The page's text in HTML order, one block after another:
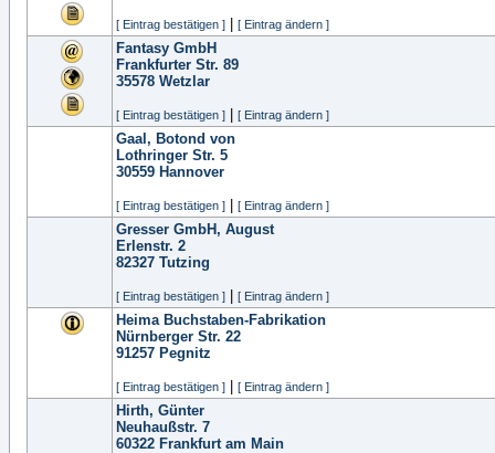
[ Eintrag bestätigen ] [ Eintrag ändern ]
Fantasy GmbH
Frankfurter Str. 89
35578 Wetzlar
[ Eintrag bestätigen ] [ Eintrag ändern ]
Gaal, Botond von
Lothringer Str. 5
30559 Hannover
[ Eintrag bestätigen ] [ Eintrag ändern ]
Gresser GmbH, August
Erlenstr. 2
82327 Tutzing
[ Eintrag bestätigen ] [ Eintrag ändern ]
Heima Buchstaben-Fabrikation
Nürnberger Str. 22
91257 Pegnitz
[ Eintrag bestätigen ] [ Eintrag ändern ]
Hirth, Günter
Neuhaußstr. 7
60322 Frankfurt am Main